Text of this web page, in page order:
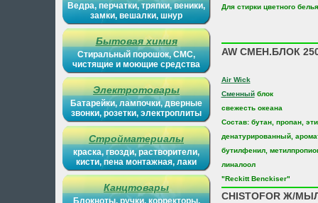
Ведра, перчатки, тряпки, веники,
замки, вешалки, шнур
Бытовая химия
Стиральный порошок, СМС,
чистящие и моющие средства
Электротовары
Батарейки, лампочки, дверные
звонки, розетки, электроплиты
Стройматериалы
краска, гвозди, растворители,
кисти, пена монтажная, лаки
Канцтовары
Блокноты, ручки, корректоры,
Для стирки цветного белья
AW СМЕН.БЛОК
Air Wick
Сменныйблок
свежесть океана
Состав: бутан, пропан,
денатурированный,
бутилфенил,
линалоол
"Reckitt Benckiser"
CHISTOFOR Ж/